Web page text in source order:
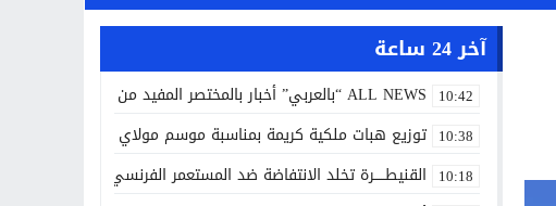
آخر 24 ساعة
10:42 ALL NEWS “بالعربي” أخبار بالمختصر المفيد من كل حدب وصوب
10:38 توزيع هبات ملكية كريمة بمناسبة موسم مولاي إدريس الأكبر
10:18 القنيطـــــرة تخلد الانتفاضة ضد المستعمر الفرنسي أيام 7 و8 و9 غشت 1954.